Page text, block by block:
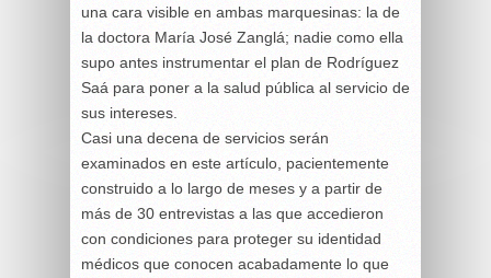
una cara visible en ambas marquesinas: la de
la doctora María José Zanglá; nadie como ella
supo antes instrumentar el plan de Rodríguez
Saá para poner a la salud pública al servicio de
sus intereses.
Casi una decena de servicios serán
examinados en este artículo, pacientemente
construido a lo largo de meses y a partir de
más de 30 entrevistas a las que accedieron
con condiciones para proteger su identidad
médicos que conocen acabadamente lo que